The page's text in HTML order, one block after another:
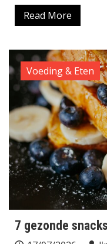
Read More
Voeding & Eten
7 gezonde